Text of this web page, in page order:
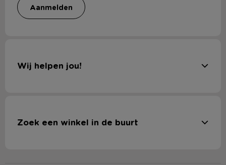
aanmelden
Wij helpen jou!
Zoek een winkel in de buurt